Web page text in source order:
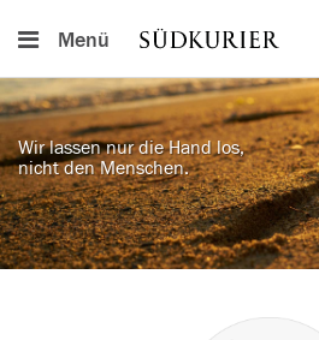
Menü
Wir lassen nur die Hand los,
nicht den Menschen.